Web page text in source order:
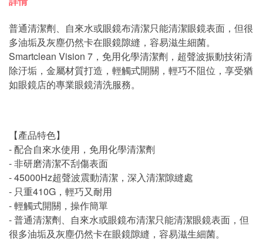
普通清潔劑、自來水或眼鏡布清潔只能清潔眼鏡表面，但很
多油垢及灰塵仍然卡在眼鏡隙縫，容易滋生細菌。
Smartclean Vision 7，免用化學清潔劑，超聲波振動技術清
除汙垢，金屬材質打造，輕觸式開關，輕巧不阻位，享受猶
如眼鏡店的專業眼鏡清洗服務。
【產品特色】
- 配合自來水使用，免用化學清潔劑
- 非研磨清潔不刮傷表面
- 45000Hz超聲波震動清潔，深入清潔隙縫處
- 只重410G，輕巧又耐用
- 輕觸式開關，操作簡單
- 普通清潔劑、自來水或眼鏡布清潔只能清潔眼鏡表面，但
很多油垢及灰塵仍然卡在眼鏡隙縫，容易滋生細菌。